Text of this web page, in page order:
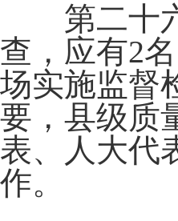
第二十六
查，应有2
场实施监督
要，县级质
表、人大代
作。